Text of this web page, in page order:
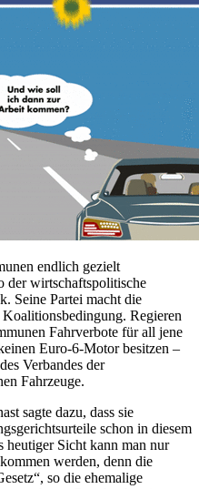
endlich gezielt
der wirtschaftspolitische
Seine Partei macht die
Regieren
Fahrverbote für all jene
Euro-6-Motor besitzen –
Verbandes der
Fahrzeuge.
sagte dazu, dass sie
schon in diesem
heutiger Sicht kann man nur
werden, denn die
so die ehemalige